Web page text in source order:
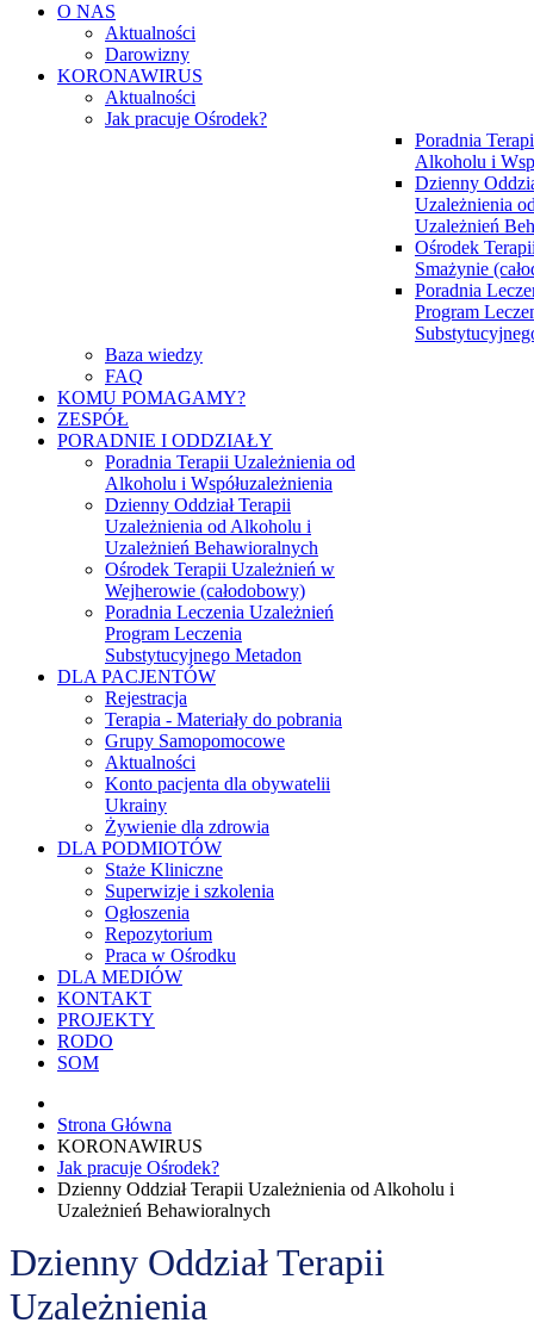
O NAS
Aktualności
Darowizny
KORONAWIRUS
Aktualności
Jak pracuje Ośrodek?
Poradnia
Alkoholu i
Dzienny
Uzależnienia
Uzależnień
Ośrodek
Smażynie
Poradnia
Program
Baza wiedzy
FAQ
KOMU POMAGAMY?
ZESPÓŁ
PORADNIE I ODDZIAŁY
Poradnia Terapii Uzależnienia od
Alkoholu i Współuzależnienia
Dzienny Oddział Terapii
Uzależnienia od Alkoholu i
Uzależnień Behawioralnych
Ośrodek Terapii Uzależnień w
Wejherowie (całodobowy)
Poradnia Leczenia Uzależnień
Program Leczenia
Substytucyjnego Metadon
DLA PACJENTÓW
Rejestracja
Terapia - Materiały do pobrania
Grupy Samopomocowe
Aktualności
Konto pacjenta dla obywatelii
Ukrainy
Żywienie dla zdrowia
DLA PODMIOTÓW
Staże Kliniczne
Superwizje i szkolenia
Ogłoszenia
Repozytorium
Praca w Ośrodku
DLA MEDIÓW
KONTAKT
PROJEKTY
RODO
SOM
Strona Główna
KORONAWIRUS
Jak pracuje Ośrodek?
Dzienny Oddział Terapii Uzależnienia od Alkoholu i
Uzależnień Behawioralnych
Dzienny Oddział Terapii
Uzależnienia